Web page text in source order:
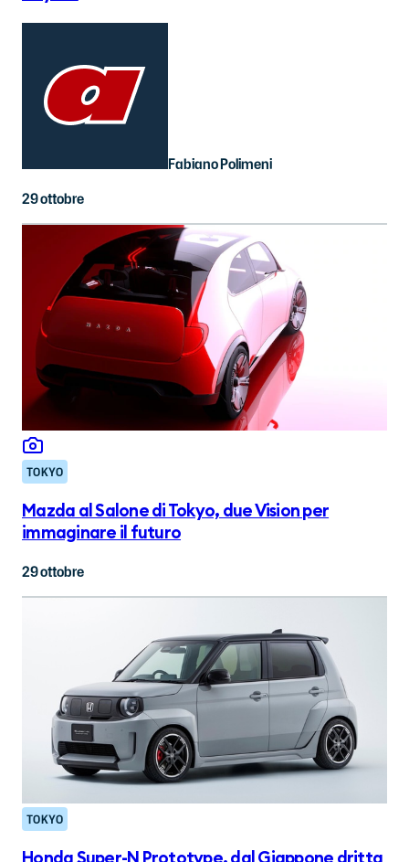
Fabiano Polimeni
29 ottobre
TOKYO
Mazda al Salone di Tokyo, due Vision per
immaginare il futuro
29 ottobre
TOKYO